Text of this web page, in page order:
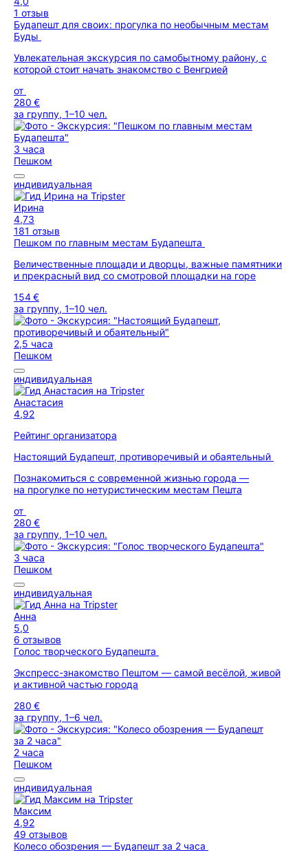
1 отзыв
Будапешт для своих: прогулка по необычным местам
Буды
Увлекательная экскурсия по самобытному району, с
которой стоит начать знакомство с Венгрией
от
280 €
за группу, 1–10 чел.
3 часа
Пешком
индивидуальная
Ирина
4,73
181 отзыв
Пешком по главным местам Будапешта
Величественные площади и дворцы, важные памятники
и прекрасный вид со смотровой площадки на горе
154 €
за группу, 1–10 чел.
2,5 часа
Пешком
индивидуальная
Анастасия
4,92
Рейтинг организатора
Настоящий Будапешт, противоречивый и обаятельный
Познакомиться с современной жизнью города —
на прогулке по нетуристическим местам Пешта
от
280 €
за группу, 1–10 чел.
3 часа
Пешком
индивидуальная
Анна
5,0
6 отзывов
Голос творческого Будапешта
Экспресс-знакомство Пештом — самой весёлой, живой
и активной частью города
280 €
за группу, 1–6 чел.
2 часа
Пешком
индивидуальная
Максим
4,92
49 отзывов
Колесо обозрения — Будапешт за 2 часа